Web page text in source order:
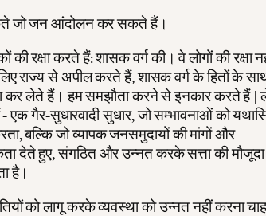
जो जन आंदोलन कर सकते हैं।
रक्षा करते हैं: शासक वर्ग की। वे लोगों की रक्षा
लिए राज्य से अपील करते हैं, शासक वर्ग के हितों के
कर लेते हैं। हम समझौता करने से इनकार करते हैं |
एक गैर-सुधारवादी सुधार, जो सम्भावनाओं को
बल्कि जो व्यापक जनसमुदायों की मांगों और
देते हुए, संगठित और उन्नत करके सत्ता की
है।
को लागू करके व्यवस्था को उन्नत नहीं करना